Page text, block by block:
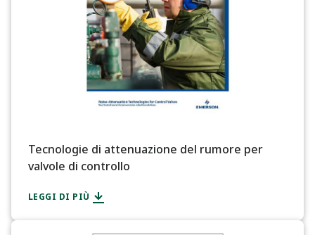
Tecnologie di attenuazione del rumore per
valvole di controllo
LEGGI DI PIÙ